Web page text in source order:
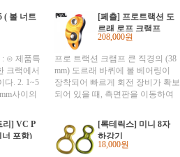
( 볼 너트
: ⊙ 제품특
크랙에서
다. 2. 1~5
사이의
수 없거나
가 ....가능
기에 편
고 안전
[페츨] 프로트랙션 도
르래 로프 크램프
208,000원
프로 트랙션 크램프 큰 직경의 (38
mm) 도르래 바퀴에 볼 베어링이
장착되어 빠르게 회전 장비가 확보
되어 있을 때, 측면판을 이동하여
고 얼거나 진흙이 묻은 로프를 잘
제동하기 위해, 크롬 도금 재질 캠
의 톱니가 기울어져 있고 자체 클
리닝 슬롯을 가짐 보조 부착 지점
리] VC P
너 포함)
[록테릭스] 미니 8자
하강기
18,000원